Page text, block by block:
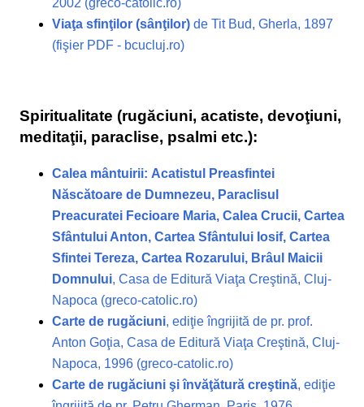
2002 (greco-catolic.ro)
Viaţa sfinţilor (sânţilor) de Tit Bud, Gherla, 1897
(fişier PDF - bcucluj.ro)
Spiritualitate (rugăciuni, acatiste, devoţiuni,
meditaţii, paraclise, psalmi etc.):
Calea mântuirii: Acatistul Preasfintei
Născătoare de Dumnezeu, Paraclisul
Preacuratei Fecioare Maria, Calea Crucii, Cartea
Sfântului Anton, Cartea Sfântului Iosif, Cartea
Sfintei Tereza, Cartea Rozarului, Brâul Maicii
Domnului, Casa de Editură Viaţa Creştină, Cluj-
Napoca (greco-catolic.ro)
Carte de rugăciuni, ediţie îngrijită de pr. prof.
Anton Goţia, Casa de Editură Viaţa Creştină, Cluj-
Napoca, 1996 (greco-catolic.ro)
Carte de rugăciuni şi învăţătură creştină, ediţie